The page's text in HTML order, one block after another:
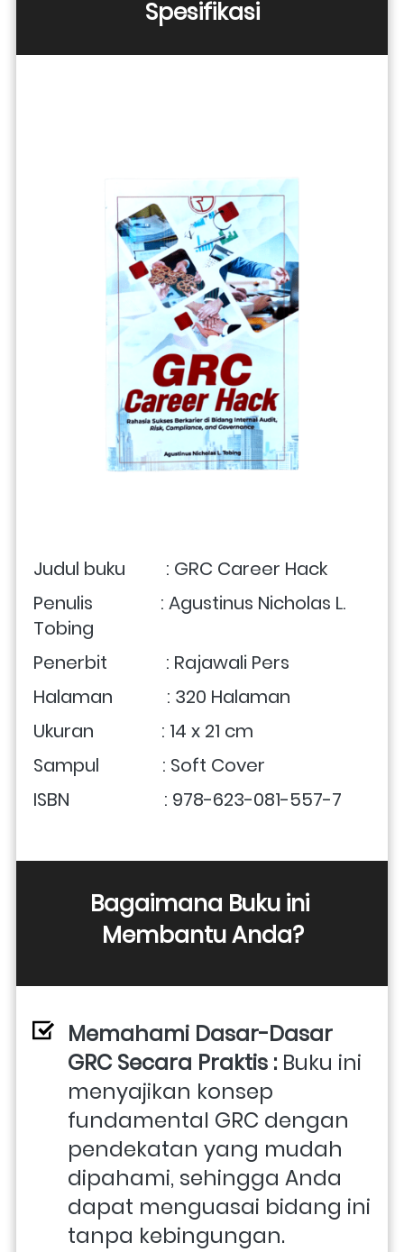
Spesifikasi
Judul buku         : GRC Career Hack
Penulis               : Agustinus Nicholas L.
Tobing
Penerbit             : Rajawali Pers
Halaman            : 320 Halaman
Ukuran               : 14 x 21 cm
Sampul              : Soft Cover
ISBN                     : 978-623-081-557-7
Bagaimana Buku ini
Membantu Anda?
Memahami Dasar-Dasar
GRC Secara Praktis : Buku ini
menyajikan konsep
fundamental GRC dengan
pendekatan yang mudah
dipahami, sehingga Anda
dapat menguasai bidang ini
tanpa kebingungan.